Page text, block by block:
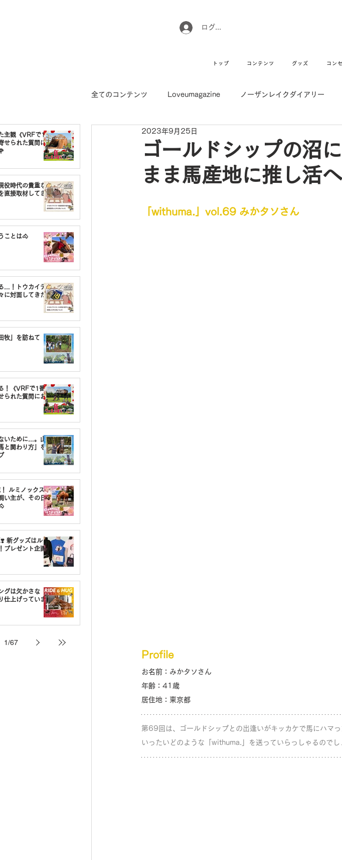
ログイン
トップ コンテンツ グッズ コン
主観《VRFで1番
せられた質問に
役時代の貴重な
直接取材してき
ことは🐴
…！トウカイテ
に対面してきた
牧」を訪ねて
！《VRFで1番〇
られた質問にお
いために…。山
と関わり方」を
ルミノックスの
い主が、その日
新グッズはルミ
プレゼント企画
グは欠かさな
仕上げっていま
1/67
全てのコンテンツ Loveumagazine ノーザンレイクダイアリー
ウマのお坊さん徒然日記
引退馬コレクション インフォメーション Movie New
ゴールドシップの沼
まま馬産地に推し活
2023年9月25日
「withuma.」vol.69 みかタソさん
Profile
お名前：みかタソさん
年齢：41歳
居住地：東京都
第69回は、ゴールドシップとの出逢いがキッカケで馬にハマ
いったいどのような「withuma.」を送っていらっしゃるのでし